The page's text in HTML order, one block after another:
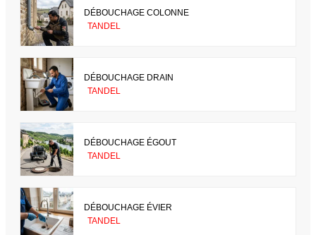
DÉBOUCHAGE COLONNE
TANDEL
DÉBOUCHAGE DRAIN
TANDEL
DÉBOUCHAGE ÉGOUT
TANDEL
DÉBOUCHAGE ÉVIER
TANDEL